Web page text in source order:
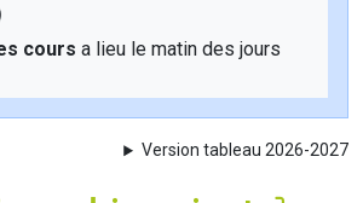
cours a lieu le matin des jours
Version tableau 2026-2027